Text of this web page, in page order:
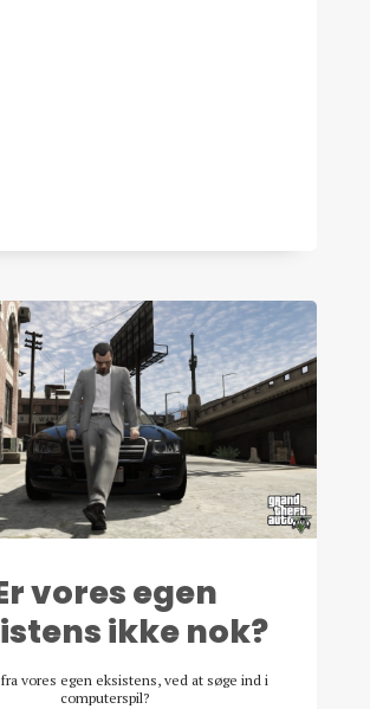
vores egen
ikke nok?
vores egen eksistens, ved at søge ind i
computerspil?